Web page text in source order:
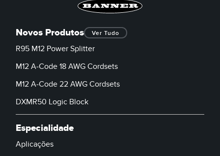
Novos Produtos Ver Tudo
R95 M12 Power Splitter
M12 A-Code 18 AWG Cordsets
M12 A-Code 22 AWG Cordsets
DXMR50 Logic Block
Especialidade
Aplicações